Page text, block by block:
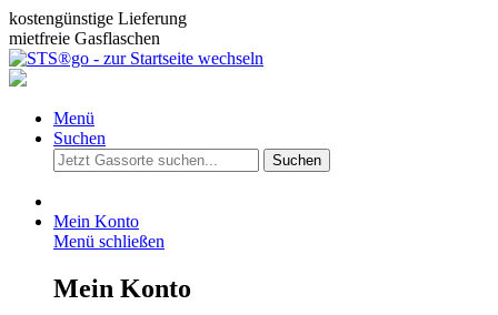
kostengünstige Lieferung
mietfreie Gasflaschen
Menü
Suchen
Suchen
Mein Konto
Menü schließen
Mein Konto